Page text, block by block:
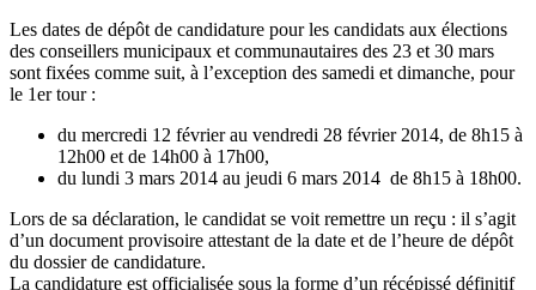
Les dates de dépôt de candidature pour les candidats aux élections
des conseillers municipaux et communautaires des 23 et 30 mars
sont fixées comme suit, à l’exception des samedi et dimanche, pour
le 1er tour :
du mercredi 12 février au vendredi 28 février 2014, de 8h15 à
12h00 et de 14h00 à 17h00,
du lundi 3 mars 2014 au jeudi 6 mars 2014 de 8h15 à 18h00.
Lors de sa déclaration, le candidat se voit remettre un reçu : il s’agit
d’un document provisoire attestant de la date et de l’heure de dépôt
du dossier de candidature.
La candidature est officialisée sous la forme d’un récépissé définitif